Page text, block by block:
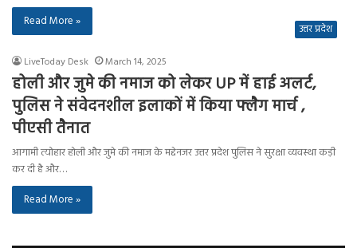
Read More »
उत्तर प्रदेश
LiveToday Desk March 14, 2025
होली और जुमे की नमाज को लेकर UP में हाई अलर्ट,
पुलिस ने संवेदनशील इलाकों में किया फ्लैग मार्च ,
पीएसी तैनात
आगामी त्योहार होली और जुमे की नमाज के मद्देनजर उत्तर प्रदेश पुलिस ने सुरक्षा व्यवस्था कड़ी
कर दी है और…
Read More »